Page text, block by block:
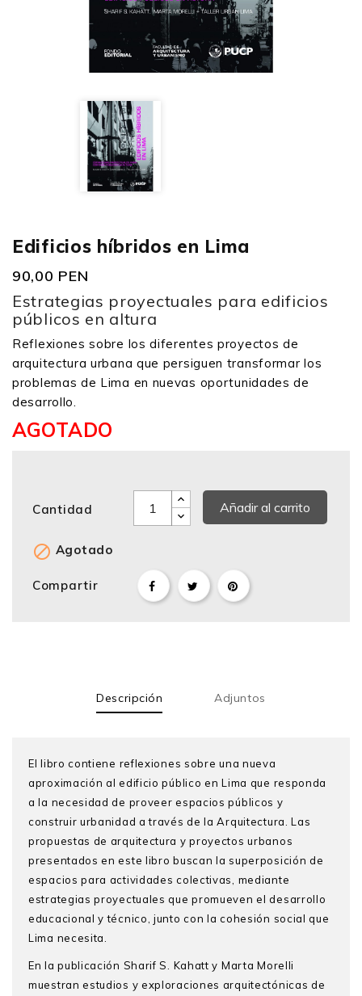
Edificios híbridos en Lima
90,00 PEN
Estrategias proyectuales para edificios
públicos en altura
Reflexiones sobre los diferentes proyectos de
arquitectura urbana que persiguen transformar los
problemas de Lima en nuevas oportunidades de
desarrollo.
AGOTADO
Cantidad Añadir al carrito
 Agotado
Compartir
Descripción Adjuntos
El libro contiene reflexiones sobre una nueva
aproximación al edificio público en Lima que responda
a la necesidad de proveer espacios públicos y
construir urbanidad a través de la Arquitectura. Las
propuestas de arquitectura y proyectos urbanos
presentados en este libro buscan la superposición de
espacios para actividades colectivas, mediante
estrategias proyectuales que promueven el desarrollo
educacional y técnico, junto con la cohesión social que
Lima necesita.
En la publicación Sharif S. Kahatt y Marta Morelli
muestran estudios y exploraciones arquitectónicas de